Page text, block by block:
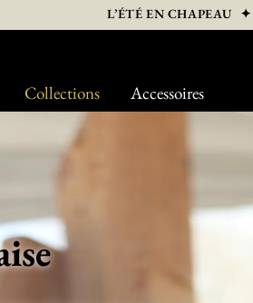
Collections Accessoires
L’ÉTÉ EN CHAPEAU ✦